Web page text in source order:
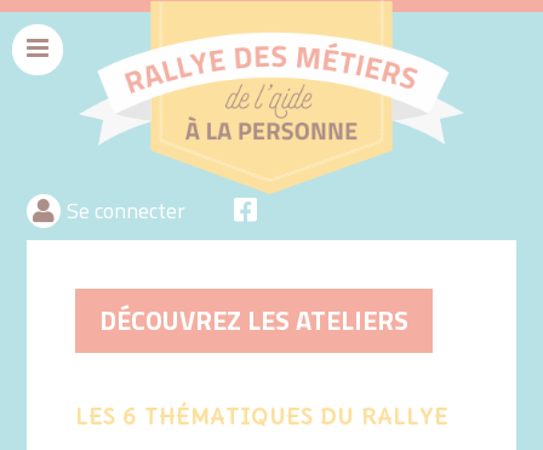
rallyeaide
Se connecter
Menu
DÉCOUVREZ LES ATELIERS
LES 6 THÉMATIQUES DU RALLYE